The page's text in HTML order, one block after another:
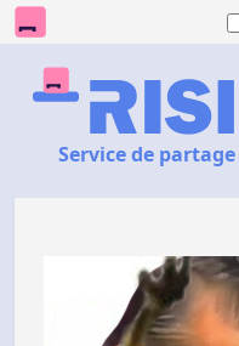
Service de